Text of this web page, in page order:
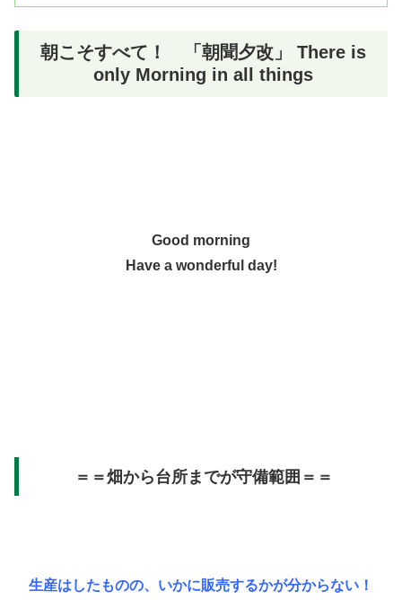
朝こそすべて！ 「朝聞夕改」 There is
only Morning in all things
Good morning
Have a wonderful day!
＝＝畑から台所までが守備範囲＝＝
生産はしたものの、いかに販売するかが分からない！